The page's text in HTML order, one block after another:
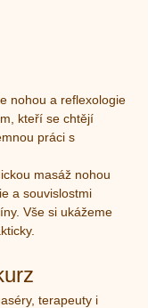
nohou a reflexologie
kteří se chtějí
práci s
masáž nohou
a souvislostmi
Vše si ukážeme
terapeuty i